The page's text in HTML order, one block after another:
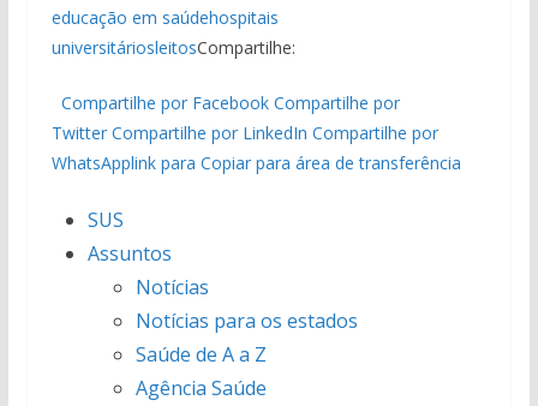
educação em saúdehospitais
universitáriosleitosCompartilhe:
Compartilhe por FacebookCompartilhe por
TwitterCompartilhe por LinkedIn Compartilhe por
WhatsApplink para Copiar para área de transferência
SUS
Assuntos
Notícias
Notícias para os estados
Saúde de A a Z
Agência Saúde